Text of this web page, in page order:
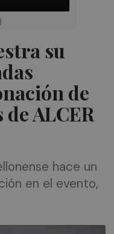
su
de
ALCER
hace un
en el evento,